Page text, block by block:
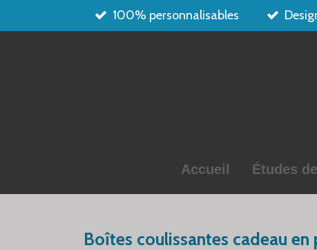
au
100% personnalisables
Accueil Études
Boîtes coulissantes cadeau